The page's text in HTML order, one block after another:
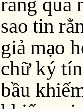
sao tin
giả mạo
chữ ký
bầu